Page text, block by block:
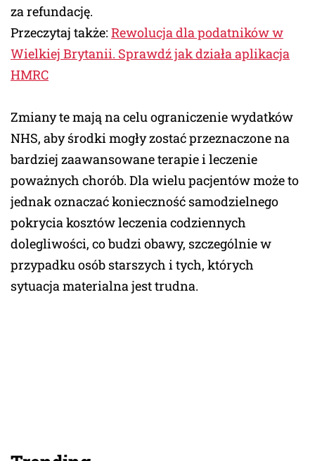
za refundację.
Przeczytaj także: Rewolucja dla podatników w
Wielkiej Brytanii. Sprawdź jak działa aplikacja
HMRC
Zmiany te mają na celu ograniczenie wydatków
NHS, aby środki mogły zostać przeznaczone na
bardziej zaawansowane terapie i leczenie
poważnych chorób. Dla wielu pacjentów może to
jednak oznaczać konieczność samodzielnego
pokrycia kosztów leczenia codziennych
dolegliwości, co budzi obawy, szczególnie w
przypadku osób starszych i tych, których
sytuacja materialna jest trudna.